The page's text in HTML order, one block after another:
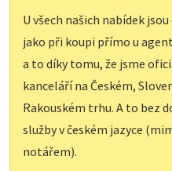
U všech našich nabídek
jako při koupi přímo u
a to díky tomu, že jsme
kanceláří na Českém,
Rakouském trhu. A to bez
služby v českém jazyce
notářem).